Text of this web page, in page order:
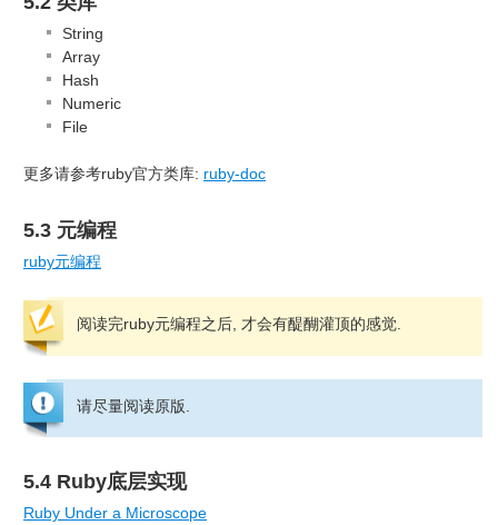
String
Array
Hash
Numeric
File
更多请参考ruby官方类库: ruby-doc
5.3 元编程
ruby元编程
阅读完ruby元编程之后, 才会有醍醐灌顶的感觉.
请尽量阅读原版.
5.4 Ruby底层实现
Ruby Under a Microscope